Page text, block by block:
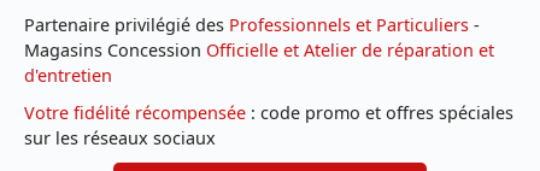
Partenaire privilégié des Professionnels et Particuliers -
Magasins Concession Officielle et Atelier de réparation et
d'entretien
Votre fidélité récompensée : code promo et offres spéciales
sur les réseaux sociaux